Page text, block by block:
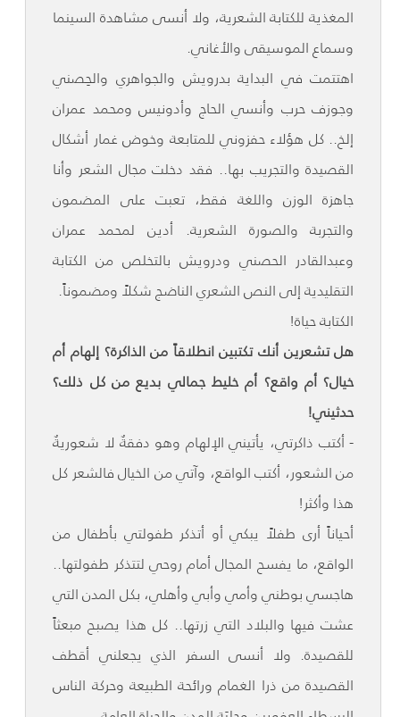
المغذية للكتابة الشعرية، ولا أنسى مشاهدة السينما
وسماع الموسيقى والأغاني.
اهتتمت في البداية بدرويش والجواهري والحِصني
وجوزف حرب وأنسي الحاج وأدونيس ومحمد عمران
إلخ.. كل هؤلاء حفزوني للمتابعة وخوض غمار أشكال
القصيدة والتجريب بها.. فقد دخلت مجال الشعر وأنا
جاهزة الوزن واللغة فقط، تعبت على المضمون
والتجربة والصورة الشعرية. أدين لمحمد عمران
وعبدالقادر الحصني ودرويش بالتخلص من الكتابة
التقليدية إلى النص الشعري الناضج شكلاً ومضموناً.
الكتابة حياة!
هل تشعرين أنك تكتبين انطلاقاً من الذاكرة؟ إلهام أم
خيال؟ أم واقع؟ أم خليط جمالي بديع من كل ذلك؟
حدثيني!
- أكتب ذاكرتي، يأتيني الإلهام وهو دفقةٌ لا شعوريةٌ
من الشعور، أكتب الواقع، وآتي من الخيال فالشعر كل
هذا وأكثر!
أحياناً أرى طفلاً يبكي أو أتذكر طفولتي بأطفال من
الواقع، ما يفسح المجال أمام روحي لتتذكر طفولتها..
هاجسي بوطني وأمي وأبي وأهلي، بكل المدن التي
عشت فيها والبلاد التي زرتها.. كل هذا يصبح مبعثاً
للقصيدة. ولا أنسى السفر الذي يجعلني أقطف
القصيدة من ذرا الغمام ورائحة الطبيعة وحركة الناس